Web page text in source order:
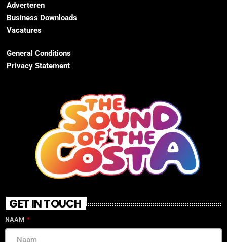
Adverteren
Business Downloads
Vacatures
General Conditions
Privacy Statement
GET IN TOUCH
NAAM